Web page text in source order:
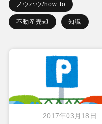
ノウハウ/how to
不動産売却 知識
2017年03月18日